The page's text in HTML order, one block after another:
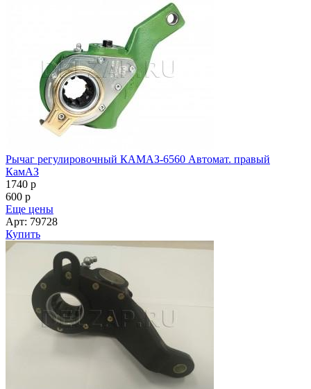
Рычаг регулировочный КАМАЗ-6560 Автомат. правый
КамАЗ
1740 p
600 p
Еще цены
Арт: 79728
Купить